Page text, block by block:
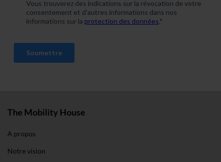
The Mobility House
A propos
Notre vision